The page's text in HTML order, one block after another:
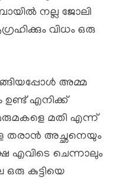
നല്ല ജോലി
വിധം ഒരു
അമ്മ
ഉണ്ട് എനിക്ക്
മതി എന്ന്
അച്ഛനെയും
എവിടെ ചെന്നാലും
കുട്ടിയെ